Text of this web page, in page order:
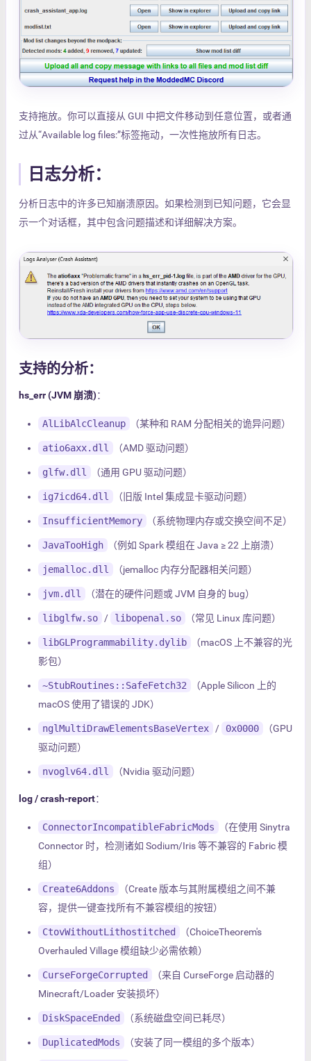
支持拖放。你可以直接从 GUI 中把文件移动到任意位置，或者通
过从“Available log files:”标签拖动，一次性拖放所有日志。
日志分析：
分析日志中的许多已知崩溃原因。如果检测到已知问题，它会显
示一个对话框，其中包含问题描述和详细解决方案。
支持的分析：
hs_err (JVM 崩溃)：
AlLibAlcCleanup （某种和 RAM 分配相关的诡异问题）
atio6axx.dll （AMD 驱动问题）
glfw.dll （通用 GPU 驱动问题）
ig7icd64.dll （旧版 Intel 集成显卡驱动问题）
InsufficientMemory （系统物理内存或交换空间不足）
JavaTooHigh （例如 Spark 模组在 Java ≥ 22 上崩溃）
jemalloc.dll （jemalloc 内存分配器相关问题）
jvm.dll （潜在的硬件问题或 JVM 自身的 bug）
libglfw.so / libopenal.so （常见 Linux 库问题）
libGLProgrammability.dylib
（macOS 上不兼容的光
影包）
~StubRoutines::SafeFetch32
（Apple Silicon 上的
macOS 使用了错误的 JDK）
nglMultiDrawElementsBaseVertex / 0x0000
（GPU
驱动问题）
nvoglv64.dll （Nvidia 驱动问题）
log / crash-report：
ConnectorIncompatibleFabricMods
（在使用 Sinytra
Connector 时，检测诸如 Sodium/Iris 等不兼容的 Fabric 模
组）
Create6Addons
（Create 版本与其附属模组之间不兼
容，提供一键查找所有不兼容模组的按钮）
CtovWithoutLithostitched
（ChoiceTheorem's
Overhauled Village 模组缺少必需依赖）
CurseForgeCorrupted
（来自 CurseForge 启动器的
Minecraft/Loader 安装损坏）
DiskSpaceEnded （系统磁盘空间已耗尽）
DuplicatedMods （安装了同一模组的多个版本）